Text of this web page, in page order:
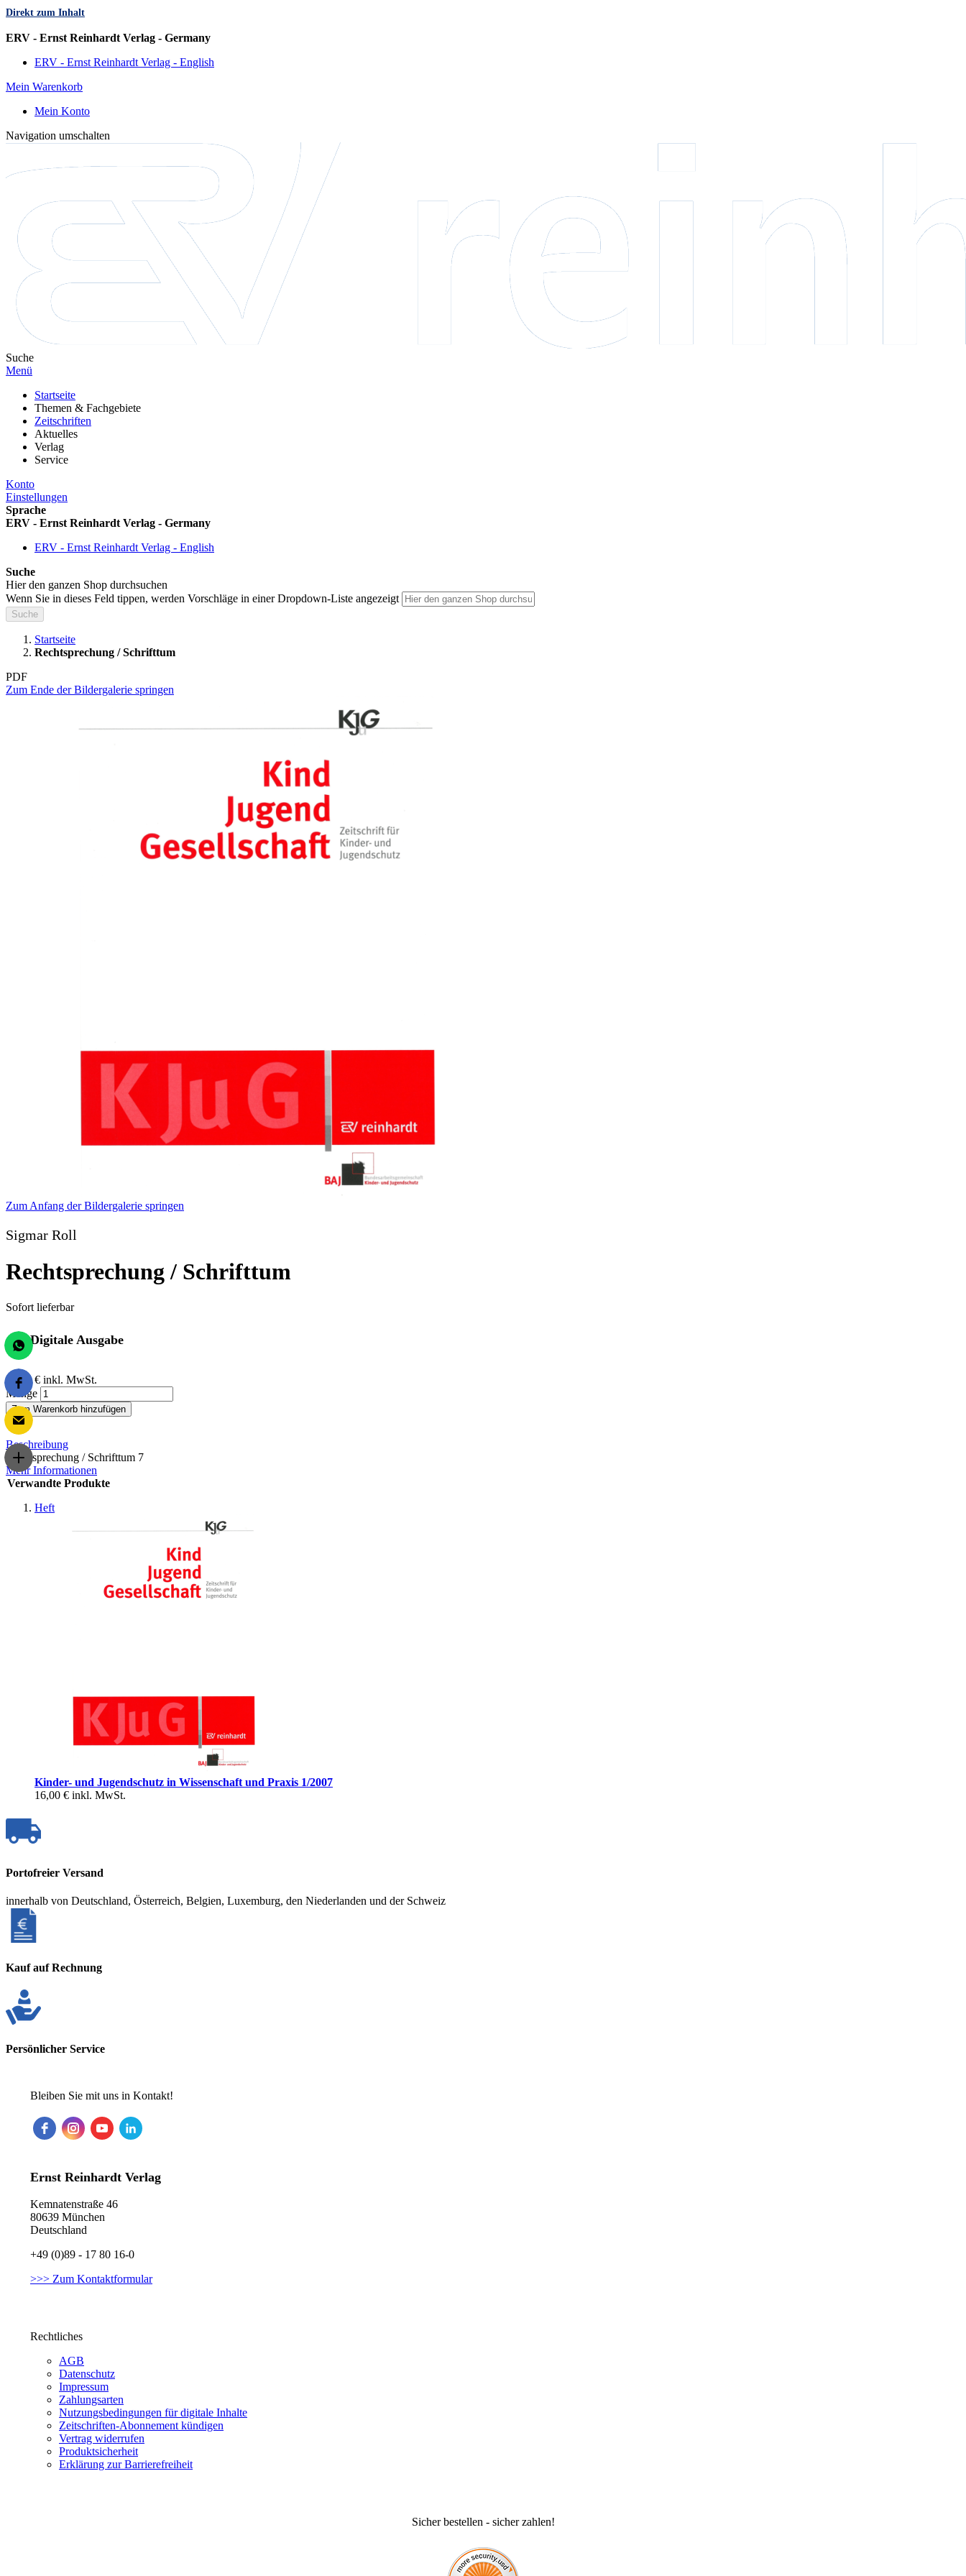
Direkt zum Inhalt
ERV - Ernst Reinhardt Verlag - Germany
ERV - Ernst Reinhardt Verlag - English
Mein Warenkorb
Mein Konto
Navigation umschalten
Suche
Menü
Startseite
Themen & Fachgebiete
Zeitschriften
Aktuelles
Verlag
Service
Konto
Einstellungen
Sprache
ERV - Ernst Reinhardt Verlag - Germany
ERV - Ernst Reinhardt Verlag - English
Suche
Hier den ganzen Shop durchsuchen
Wenn Sie in dieses Feld tippen, werden Vorschläge in einer Dropdown-Liste angezeigt
Suche
Startseite
Rechtsprechung / Schrifttum
PDF
Zum Ende der Bildergalerie springen
Zum Anfang der Bildergalerie springen
Sigmar Roll
Rechtsprechung / Schrifttum
Sofort lieferbar
Digitale Ausgabe
12,00 € inkl. MwSt.
Menge
Zum Warenkorb hinzufügen
Beschreibung
Rechtsprechung / Schrifttum 7
Mehr Informationen
Verwandte Produkte
Heft
Kinder- und Jugendschutz in Wissenschaft und Praxis 1/2007
16,00 € inkl. MwSt.
Portofreier Versand
innerhalb von Deutschland, Österreich, Belgien, Luxemburg, den Niederlanden und der Schweiz
Kauf auf Rechnung
Persönlicher Service
Bleiben Sie mit uns in Kontakt!
Ernst Reinhardt Verlag
Kemnatenstraße 46
80639 München
Deutschland
+49 (0)89 - 17 80 16-0
>>> Zum Kontaktformular
Rechtliches
AGB
Datenschutz
Impressum
Zahlungsarten
Nutzungsbedingungen für digitale Inhalte
Zeitschriften-Abonnement kündigen
Vertrag widerrufen
Produktsicherheit
Erklärung zur Barrierefreiheit
Sicher bestellen - sicher zahlen!